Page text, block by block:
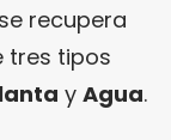
recupera
tres tipos
y Agua.